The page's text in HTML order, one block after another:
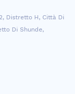
Distretto H, Città Di
Di Shunde,